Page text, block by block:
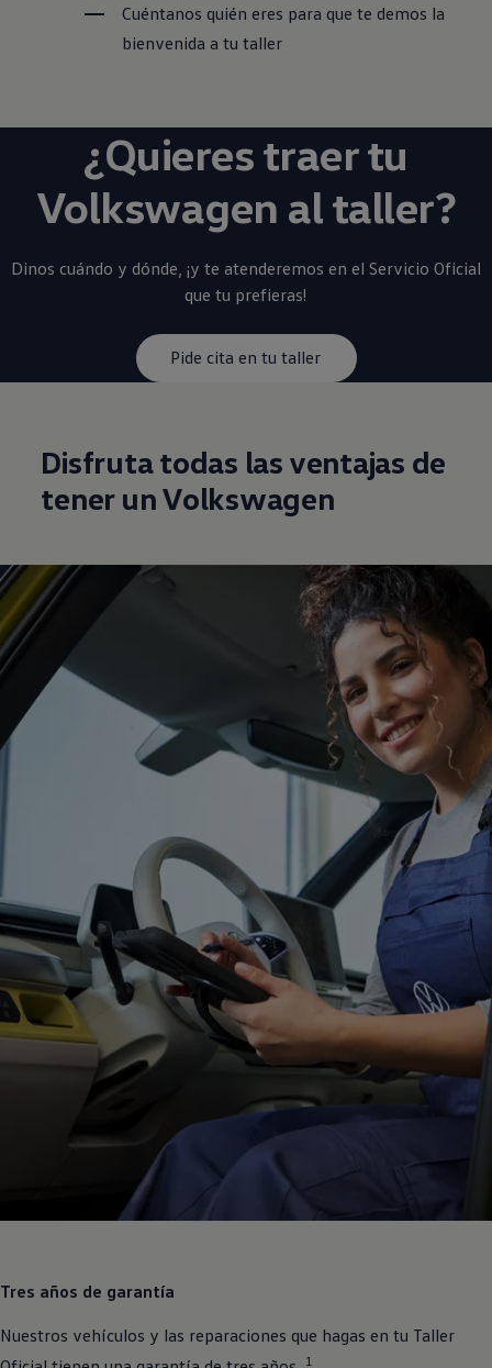
Cuéntanos quién eres para que te demos la
bienvenida a tu taller
¿Quieres traer tu
Volkswagen al taller?
Dinos cuándo y dónde, ¡y te atenderemos en el Servicio Oficial
que tu prefieras!
Pide cita en tu taller
Disfruta todas las ventajas de
tener unVolkswagen
Tres años de garantía
Nuestros vehículos y las reparaciones que hagas en tu Taller
1